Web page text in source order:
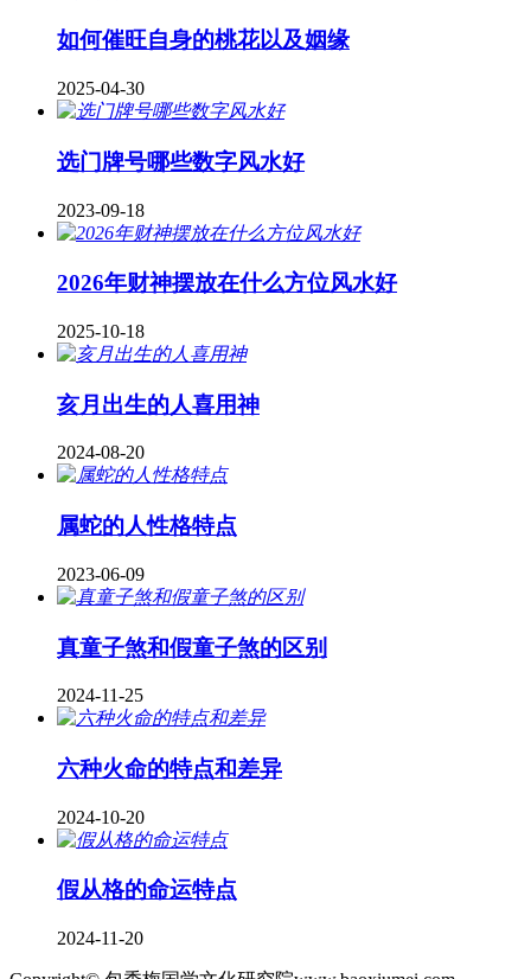
如何催旺自身的桃花以及姻缘
2025-04-30
​选门牌号哪些数字风水好
2023-09-18
2026年财神摆放在什么方位风水好
2025-10-18
亥月出生的人喜用神
2024-08-20
属蛇的人性格特点
2023-06-09
真童子煞和假童子煞的区别
2024-11-25
六种火命的特点和差异
2024-10-20
假从格的命运特点
2024-11-20